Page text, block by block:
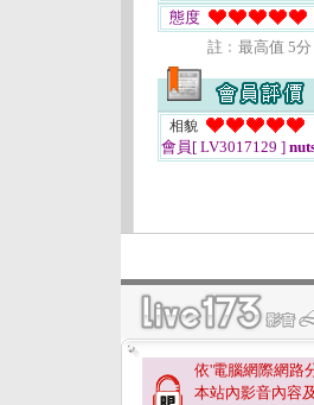
態度
註﹕最高值 5分
相貌
會員[ LV3017129 ]
依'電腦網際網路
本站內影音內容